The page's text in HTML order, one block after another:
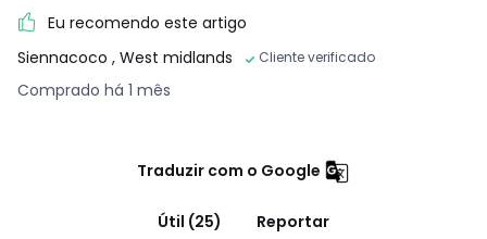
Eu recomendo este artigo
Siennacoco , West midlands Cliente verificado
Comprado há 1 mês
Traduzir com o Google
Útil (25)
Reportar